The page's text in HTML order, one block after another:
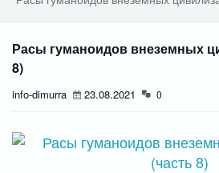
Расы гуманоидов внеземных
8)
info-dimurra 23.08.2021 0